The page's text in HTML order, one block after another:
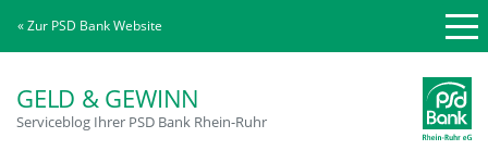
« Zur PSD Bank Website
GELD & GEWINN
Serviceblog Ihrer PSD Bank Rhein-Ruhr